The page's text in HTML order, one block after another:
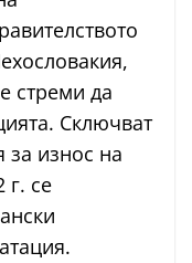
стреми да
Сключват
за износ на
г. се